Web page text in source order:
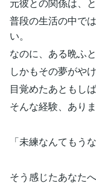
普段の生活の中で
い。
なのに、ある晩ふ
しかもその夢がや
目覚めたあともし
そんな経験、あり
「未練なんてもう
そう感じたあなたへ